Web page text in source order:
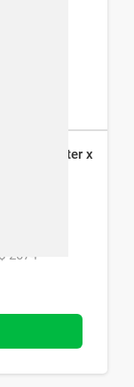
Booster x
$ 2074